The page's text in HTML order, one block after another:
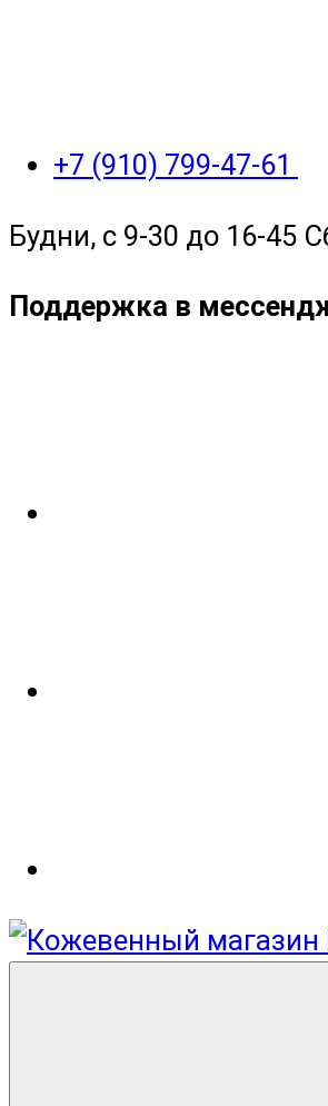
+7 (910) 799-47-61
Будни, с 9-30 до 16-45
Поддержка в